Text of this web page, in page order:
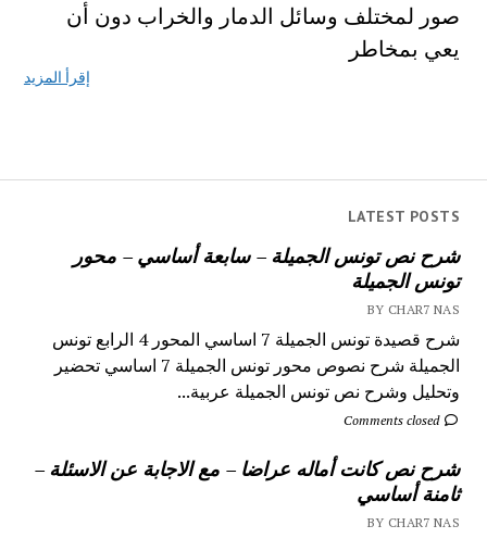
LATEST POSTS
شرح نص تونس الجميلة – سابعة أساسي – محور
تونس الجميلة
BY CHAR7 NAS
شرح قصيدة تونس الجميلة 7 اساسي المحور 4 الرابع تونس
الجميلة شرح نصوص محور تونس الجميلة 7 اساسي تحضير
وتحليل وشرح نص تونس الجميلة عربية...
Comments closed
شرح نص كانت أماله عراضا – مع الاجابة عن الاسئلة –
ثامنة أساسي
BY CHAR7 NAS
صور لمختلف وسائل الدمار والخراب دون أن
يعي بمخاطر
إقرأ المزيد